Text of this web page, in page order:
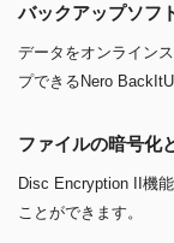
バックアップソフ
データをオンライン
プできるNero
ファイルの暗号化
Disc Encryption II機
ことができます。